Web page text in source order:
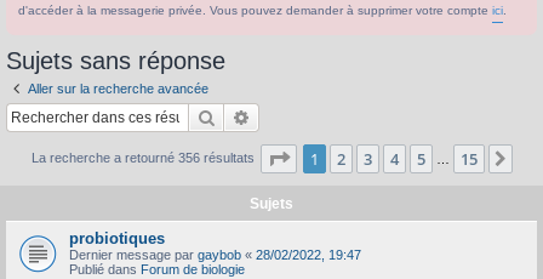
d'accéder à la messagerie privée. Vous pouvez demander à supprimer votre compte ici
Sujets sans réponse
Aller sur la recherche avancée
Rechercher
La recherche a retourné 356 résultats Page 1sur15
1 2 3 4 5 15
Sujets
probiotiques
Dernier message par gaybob « 28/02/2022, 19:47
Publié dans Forum de biologie